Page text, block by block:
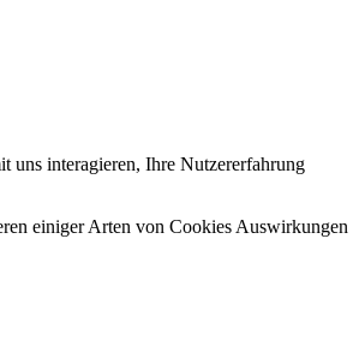
uns interagieren, Ihre Nutzererfahrung
einiger Arten von Cookies Auswirkungen